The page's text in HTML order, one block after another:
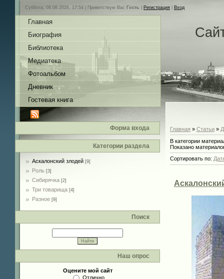
Суббота, 08.08.2026, 17:54 | Приветствую Вас Гость Регистрация Вход
Главная
Биография
Библиотека
Медиатека
Фотоальбом
Дневник
Гостевая книга
Форма входа
Категории раздела
Аскалонский злодей [9]
Роль [3]
Сибирячка [2]
Три товарища [4]
Разное [9]
Поиск
Наш опрос
Оцените мой сайт
Отлично
Главная » Статьи »
В категории
Показано
Сортировать по: